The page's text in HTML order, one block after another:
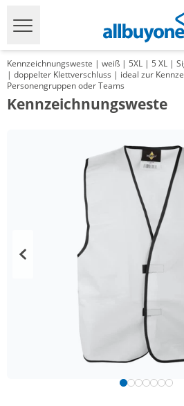
Kennzeichnungsweste | weiß | 5XL | 5 XL |
| doppelter Klettverschluss | ideal zur
Personengruppen oder Teams
Kennzeichnungsweste